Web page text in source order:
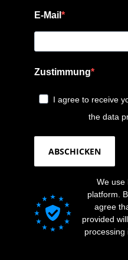
E-Mail
Zustimmung
I agree to receive
the data
ABSCHICKEN
We use
platform.
agree
provided
processing